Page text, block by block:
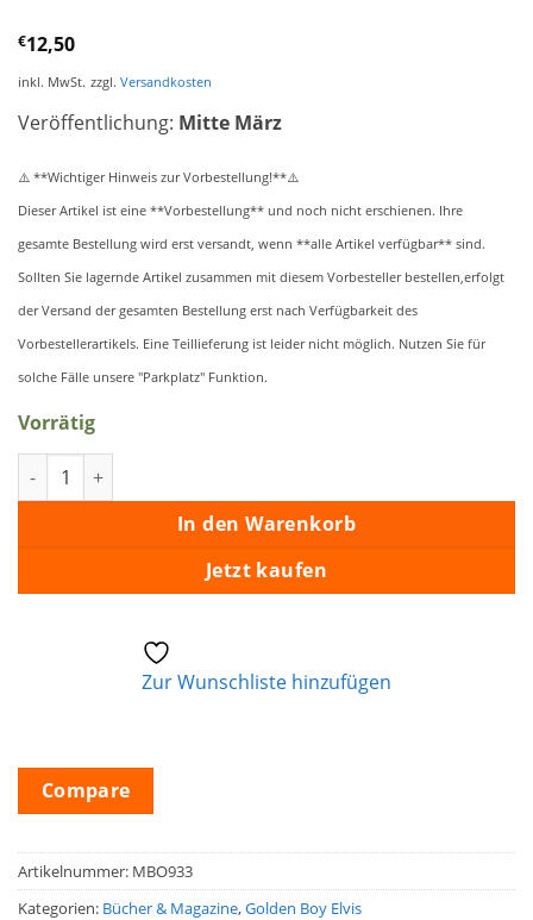
€12,50
inkl. MwSt. zzgl. Versandkosten
Veröffentlichung: Mitte März
⚠️ **Wichtiger Hinweis zur Vorbestellung!**⚠️
Dieser Artikel ist eine **Vorbestellung** und noch nicht erschienen. Ihre
gesamte Bestellung wird erst versandt, wenn **alle Artikel verfügbar** sind.
Sollten Sie lagernde Artikel zusammen mit diesem Vorbesteller bestellen,erfolgt
der Versand der gesamten Bestellung erst nach Verfügbarkeit des
Vorbestellerartikels. Eine Teillieferung ist leider nicht möglich. Nutzen Sie für
solche Fälle unsere "Parkplatz" Funktion.
Vorrätig
Golden Boy Elvis - Ausgabe 1 / 2026 Menge
In den Warenkorb
Jetzt kaufen
Zur Wunschliste hinzufügen
Compare
Artikelnummer: MBO933
Kategorien: Bücher & Magazine,Golden Boy Elvis